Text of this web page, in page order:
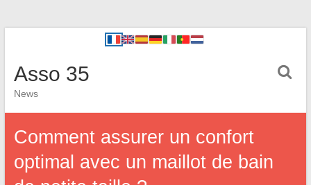
Asso 35
News
Comment assurer un confort
optimal avec un maillot de bain